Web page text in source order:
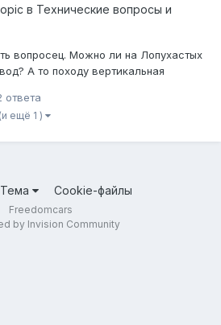
в Технические вопросы и
вопросец. Можно ли на Лопухастых
А то походу вертикальная
ответа
(и ещё 1 )
Тема Cookie-файлы
Freedomcars
by Invision Community